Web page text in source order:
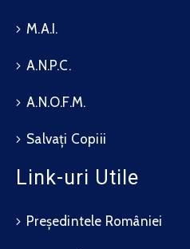
M.A.I.
A.N.P.C.
A.N.O.F.M.
Salvați Copiii
Link-uri Utile
Președintele României